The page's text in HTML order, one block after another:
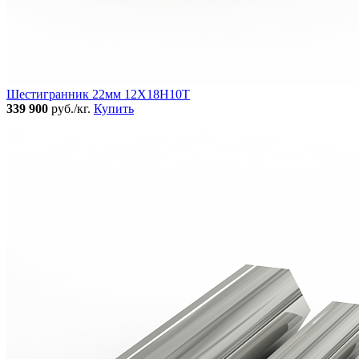
Шестигранник 22мм 12Х18Н10Т
339 900 руб./кг. Купить